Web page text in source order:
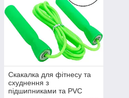
Скакалка для фітнесу та
схуднення з
підшипниками та PVC